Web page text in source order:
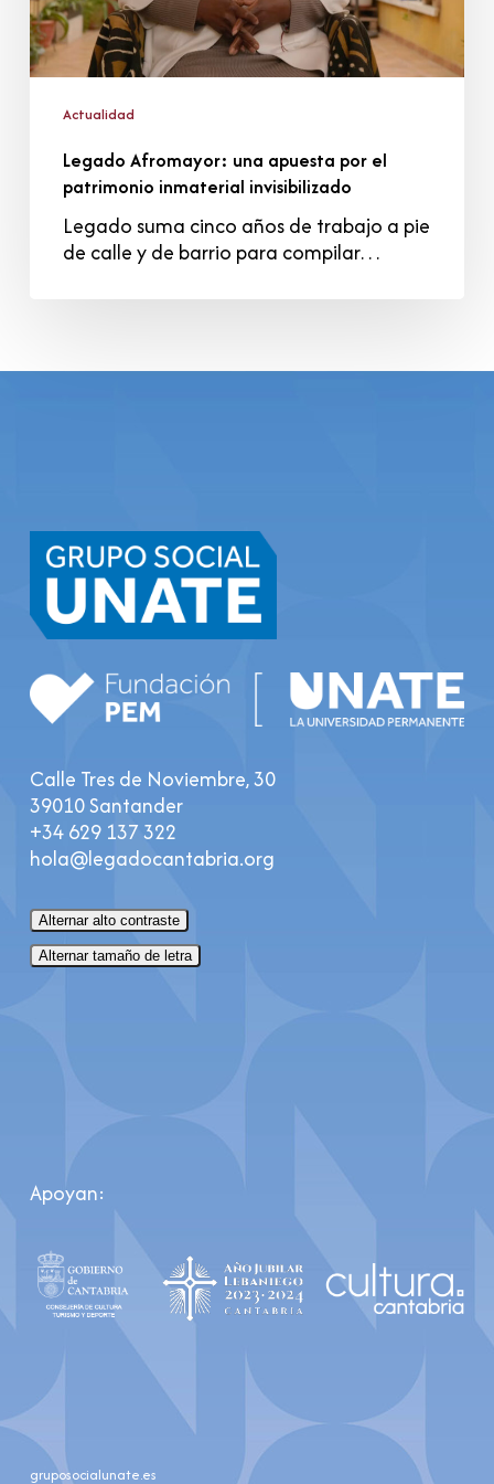
invisibilizado
Actualidad
Legado Afromayor: una apuesta por el
patrimonio inmaterial invisibilizado
Legado suma cinco años de trabajo a pie
de calle y de barrio para compilar…
Calle Tres de Noviembre, 30
39010 Santander
+34 629 137 322
hola@legadocantabria.org
Alternar alto contraste
Alternar tamaño de letra
Apoyan:
gruposocialunate.es